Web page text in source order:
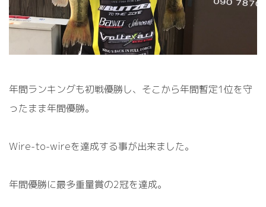
年間ランキングも初戦優勝し、そこから年間暫定1位を守
ったまま年間優勝。
Wire-to-wireを達成する事が出来ました。
年間優勝に最多重量賞の2冠を達成。